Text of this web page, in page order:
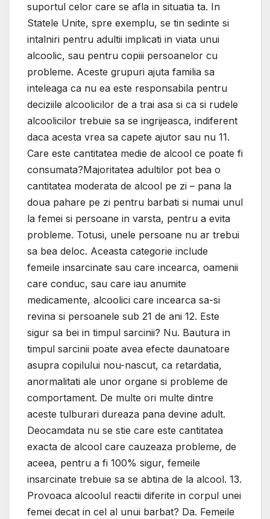
suportul celor care se afla in situatia ta. In
Statele Unite, spre exemplu, se tin sedinte si
intalniri pentru adultii implicati in viata unui
alcoolic, sau pentru copiii persoanelor cu
probleme. Aceste grupuri ajuta familia sa
inteleaga ca nu ea este responsabila pentru
deciziile alcoolicilor de a trai asa si ca si rudele
alcoolicilor trebuie sa se ingrijeasca, indiferent
daca acesta vrea sa capete ajutor sau nu 11.
Care este cantitatea medie de alcool ce poate fi
consumata?Majoritatea adultilor pot bea o
cantitatea moderata de alcool pe zi – pana la
doua pahare pe zi pentru barbati si numai unul
la femei si persoane in varsta, pentru a evita
probleme. Totusi, unele persoane nu ar trebui
sa bea deloc. Aceasta categorie include
femeile insarcinate sau care incearca, oamenii
care conduc, sau care iau anumite
medicamente, alcoolici care incearca sa-si
revina si persoanele sub 21 de ani 12. Este
sigur sa bei in timpul sarcinii? Nu. Bautura in
timpul sarcinii poate avea efecte daunatoare
asupra copilului nou-nascut, ca retardatia,
anormalitati ale unor organe si probleme de
comportament. De multe ori multe dintre
aceste tulburari dureaza pana devine adult.
Deocamdata nu se stie care este cantitatea
exacta de alcool care cauzeaza probleme, de
aceea, pentru a fi 100% sigur, femeile
insarcinate trebuie sa se abtina de la alcool. 13.
Provoaca alcoolul reactii diferite in corpul unei
femei decat in cel al unui barbat? Da. Femeile